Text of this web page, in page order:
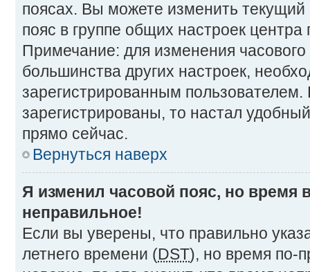
поясах. Вы можете изменить текущий
пояс в группе общих настроек центра
Примечание: для изменения часового
большинства других настроек,
зарегистрированным
зарегистрированы, то настал
прямо сейчас.
Вернуться наверх
Я изменил часовой пояс, но время
неправильное!
Если вы уверены, что правильно
летнего времени (DST), но время по-